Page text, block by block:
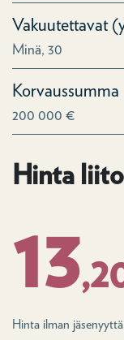
Vakuutettavat
Minä, 30
Korvaussumma
200 000 €
Hinta
13
Hinta ilman